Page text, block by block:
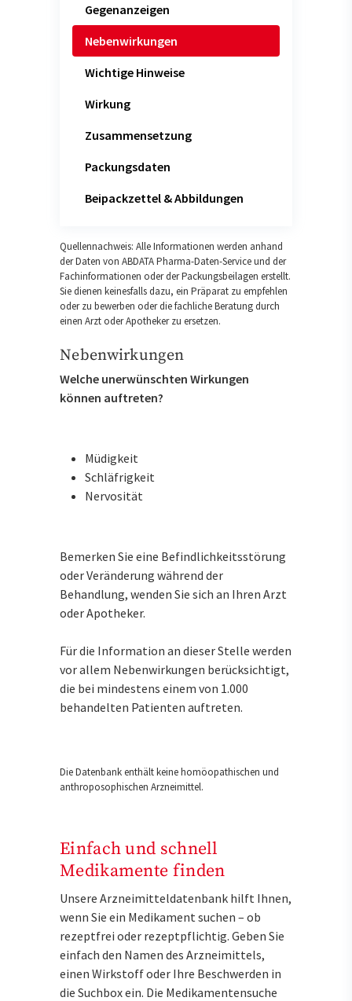
Gegenanzeigen
Nebenwirkungen
Wichtige Hinweise
Wirkung
Zusammensetzung
Packungsdaten
Beipackzettel & Abbildungen
Quellennachweis: Alle Informationen werden anhand
der Daten von ABDATA Pharma-Daten-Service und der
Fachinformationen oder der Packungsbeilagen erstellt.
Sie dienen keinesfalls dazu, ein Präparat zu empfehlen
oder zu bewerben oder die fachliche Beratung durch
einen Arzt oder Apotheker zu ersetzen.
Nebenwirkungen
Welche unerwünschten Wirkungen
können auftreten?
Müdigkeit
Schläfrigkeit
Nervosität
Bemerken Sie eine Befindlichkeitsstörung
oder Veränderung während der
Behandlung, wenden Sie sich an Ihren Arzt
oder Apotheker.
Für die Information an dieser Stelle werden
vor allem Nebenwirkungen berücksichtigt,
die bei mindestens einem von 1.000
behandelten Patienten auftreten.
Die Datenbank enthält keine homöopathischen und
anthroposophischen Arzneimittel.
Einfach und schnell
Medikamente finden
Unsere Arzneimitteldatenbank hilft Ihnen,
wenn Sie ein Medikament suchen – ob
rezeptfrei oder rezeptpflichtig. Geben Sie
einfach den Namen des Arzneimittels,
einen Wirkstoff oder Ihre Beschwerden in
die Suchbox ein. Die Medikamentensuche